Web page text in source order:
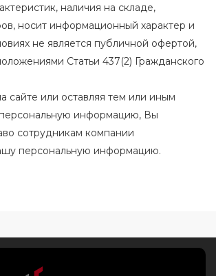
наличия на складе,
носит информационный характер и
не является публичной офертой,
Статьи 437(2) Гражданского
сайте или оставляя тем или иным
информацию, Вы
сотрудникам компании
персональную информацию.